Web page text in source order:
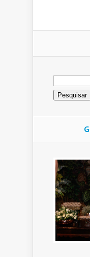
Pesquisar
por: